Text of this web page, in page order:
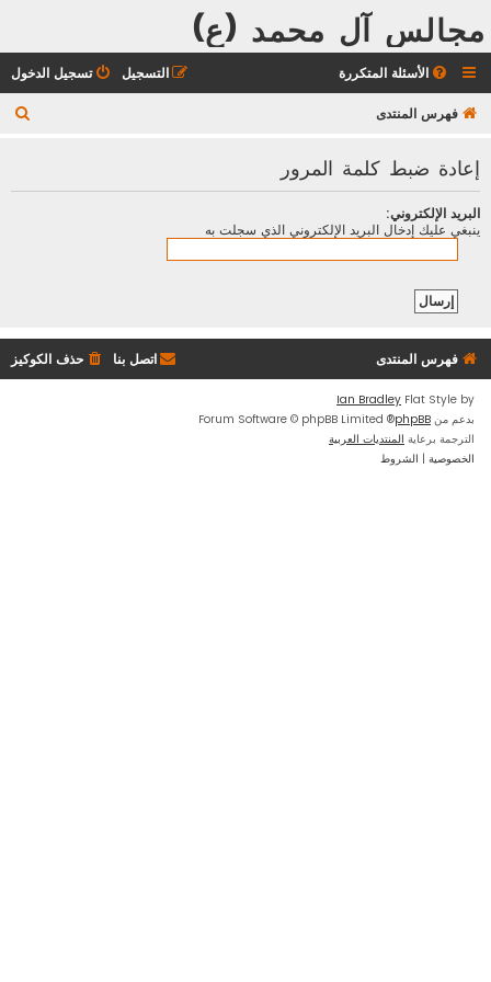
مجالس آل محمد (ع)
الأسئلة المتكررة تسجيل الدخول التسجيل
فهرس المنتدى
إعادة ضبط كلمة المرور
البريد الإلكتروني:
ينبغي عليك إدخال البريد الإلكتروني الذي سجلت به
فهرس المنتدى حذف الكوكيز اتصل بنا
Flat Style by
Ian Bradley
بدعم من phpBB
® Forum Software © phpBB Limited
الترجمة برعاية المنتديات العربية
الخصوصية | الشروط